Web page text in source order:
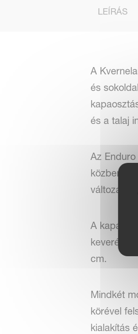
LEÍRÁS
A
és
és a talaj
Az
közben
változatú
A kapák
cm.
Mindkét
körével
kialakítás